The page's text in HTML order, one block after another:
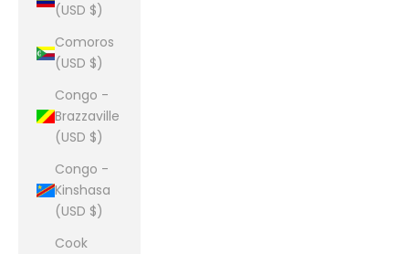
(USD $)
Comoros
(USD $)
Congo -
Brazzaville
(USD $)
Congo -
Kinshasa
(USD $)
Cook